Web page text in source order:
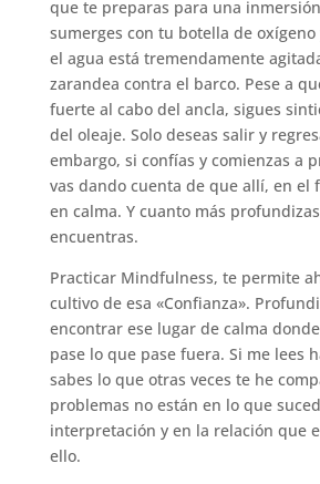
que te preparas para una
sumerges con tu botella de
el agua está tremendamente
zarandea contra el barco. Pese a
fuerte al cabo del ancla, sigues
del oleaje. Solo deseas salir y
embargo, si confías y comienzas a
vas dando cuenta de que allí, en el
en calma. Y cuanto más
encuentras.
Practicar Mindfulness, te permite
cultivo de esa «Confianza».
encontrar ese lugar de calma
pase lo que pase fuera. Si me lees
sabes lo que otras veces te he
problemas no están en lo que
interpretación y en la relación que
ello.